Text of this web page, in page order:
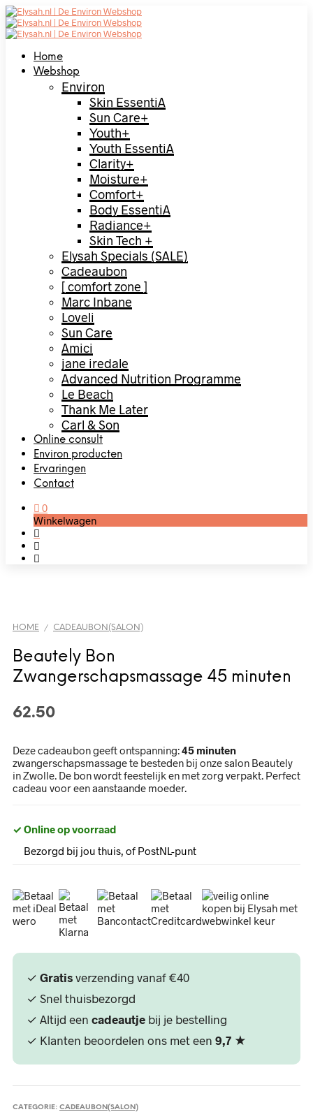
Home
Webshop
Environ
Skin EssentiA
Sun Care+
Youth+
Youth EssentiA
Clarity+
Moisture+
Comfort+
Body EssentiA
Radiance+
Skin Tech +
Elysah Specials (SALE)
Cadeaubon
[ comfort zone ]
Marc Inbane
Loveli
Sun Care
Amici
jane iredale
Advanced Nutrition Programme
Le Beach
Thank Me Later
Carl & Son
Online consult
Environ producten
Ervaringen
Contact
0
Winkelwagen
HOME / CADEAUBON(SALON)
Beautely Bon
Zwangerschapsmassage 45 minuten
62.50
Deze cadeaubon geeft ontspanning:45 minuten
zwangerschapsmassage te besteden bij onze salon Beautely
in Zwolle. De bon wordt feestelijk en met zorg verpakt. Perfect
cadeau voor een aanstaande moeder.
✓ Online op voorraad
Bezorgd bij jou thuis, of PostNL-punt
✓ Gratis verzending vanaf €40
✓ Snel thuisbezorgd
✓ Altijd een cadeautje bij je bestelling
✓ Klanten beoordelen ons met een 9,7 ★
CATEGORIE: CADEAUBON(SALON)